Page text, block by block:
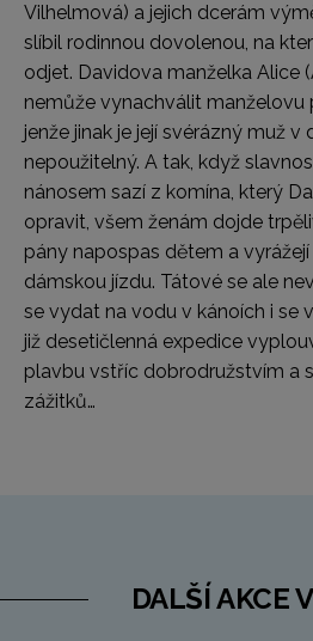
Vilhelmová) a jejich dcerám
slíbil rodinnou dovolenou, na
odjet. Davidova manželka Alice
nemůže vynachválit manželovu
jenže jinak je její svérázný muž
nepoužitelný. A tak, když
nánosem sazí z komína, který
opravit, všem ženám dojde
pány napospas dětem a
dámskou jízdu. Tátové se ale
se vydat na vodu v kánoích i se
již desetičlenná expedice
plavbu vstříc dobrodružstvím a
zážitků…
DALŠÍ AKCE